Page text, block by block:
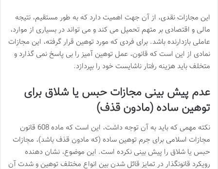
این مجازات نقدی، از آن جهت اهمیت دارد که به طور مستقیم، نتیجه
مالی و اقتصادی بر متهم تحمیل می کند و می تواند در بسیاری از موارد،
عاملی بازدارنده باشد. برای فردی که مورد توهین قرار گرفته، این مجازات
نمادی از این است که قانون، عمل توهین آمیز را بی پاسخ نمی گذارد و
متخلف باید هزینه رفتار ناشایست خود را بپردازد.
عدم پیش بینی مجازات حبس یا شلاق برای
توهین ساده (مادون قذف)
نکته مهمی که باید به آن توجه داشت، این است که ماده 608 قانون
مجازات اسلامی برای جرم توهین ساده (که مادون قذف باشد)، مجازات
حبس یا شلاق را پیش بینی نکرده است. این موضوع، نشان دهنده
رویکرد قانونگذار در تمایز قائل شدن بین انواع مختلف توهین و شدت آن